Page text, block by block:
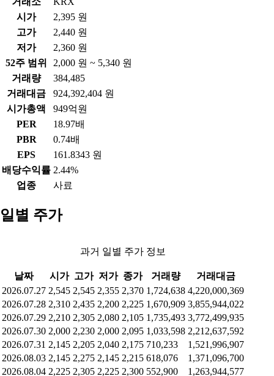
시가
2,395 원
고가
2,440 원
저가
2,360 원
52주 범위
2,000 원 ~ 5,340 원
거래량
384,485
거래대금
924,392,404 원
시가총액
949억원
PER
18.97배
PBR
0.74배
EPS
161.8343 원
배당수익률 2.44%
업종
사료
일별 주가
과거 일별 주가 정보
날짜 시가 고가 저가 종가 거래량
거래대금
2026.07.27 2,545 2,545 2,355 2,370 1,724,638 4,220,000,369
2026.07.28 2,310 2,435 2,200 2,225 1,670,909 3,855,944,022
2026.07.29 2,210 2,305 2,080 2,105 1,735,493 3,772,499,935
2026.07.30 2,000 2,230 2,000 2,095 1,033,598 2,212,637,592
2026.07.31 2,145 2,205 2,040 2,175 710,233
1,521,996,907
2026.08.03 2,145 2,275 2,145 2,215 618,076
1,371,096,700
2026.08.04 2,225 2,305 2,225 2,300 552,900 1,263,944,577